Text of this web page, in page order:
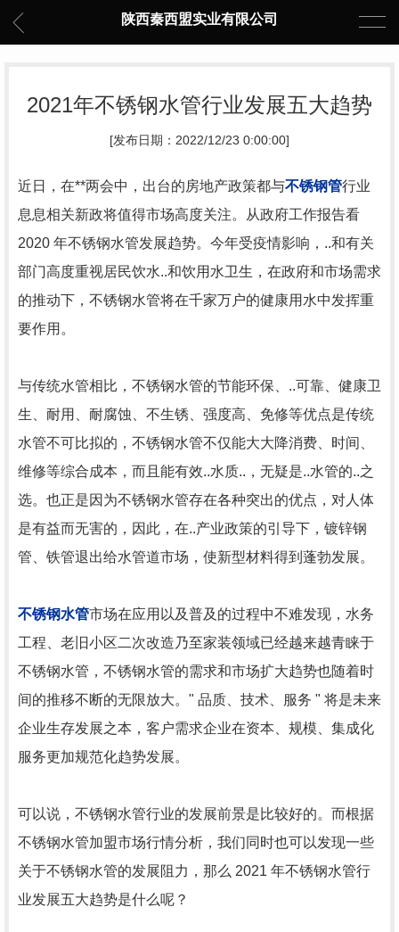
陕西秦西盟实业有限公司
2021年不锈钢水管行业发展五大趋势
[发布日期：2022/12/23 0:00:00]
近日，在**两会中，出台的房地产政策都与不锈钢管行业
息息相关新政将值得市场高度关注。从政府工作报告看
2020 年不锈钢水管发展趋势。今年受疫情影响，..和有关
部门高度重视居民饮水..和饮用水卫生，在政府和市场需求
的推动下，不锈钢水管将在千家万户的健康用水中发挥重
要作用。
与传统水管相比，不锈钢水管的节能环保、..可靠、健康卫
生、耐用、耐腐蚀、不生锈、强度高、免修等优点是传统
水管不可比拟的，不锈钢水管不仅能大大降消费、时间、
维修等综合成本，而且能有效..水质..，无疑是..水管的..之
选。也正是因为不锈钢水管存在各种突出的优点，对人体
是有益而无害的，因此，在..产业政策的引导下，镀锌钢
管、铁管退出给水管道市场，使新型材料得到蓬勃发展。
不锈钢水管市场在应用以及普及的过程中不难发现，水务
工程、老旧小区二次改造乃至家装领域已经越来越青睐于
不锈钢水管，不锈钢水管的需求和市场扩大趋势也随着时
间的推移不断的无限放大。" 品质、技术、服务 " 将是未来
企业生存发展之本，客户需求企业在资本、规模、集成化
服务更加规范化趋势发展。
可以说，不锈钢水管行业的发展前景是比较好的。而根据
不锈钢水管加盟市场行情分析，我们同时也可以发现一些
关于不锈钢水管的发展阻力，那么 2021 年不锈钢水管行
业发展五大趋势是什么呢？